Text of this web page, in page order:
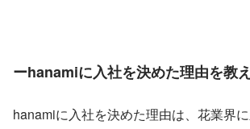
ーhanamiに入社を決めた理由を教
hanamiに入社を決めた理由は、花業界